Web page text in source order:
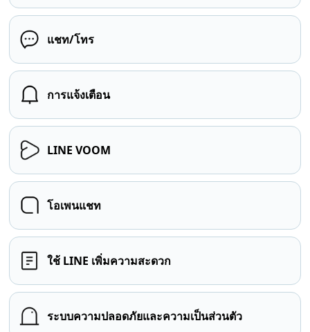
แชท/โทร
การแจ้งเตือน
LINE VOOM
โอเพนแชท
ใช้ LINE เพิ่มความสะดวก
ระบบความปลอดภัยและความเป็นส่วนตัว